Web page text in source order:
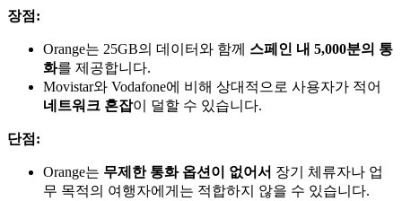
장점:
Orange는 25GB의 데이터와 함께 스페인 내 5,000분의 통
화를 제공합니다.
Movistar와 Vodafone에 비해 상대적으로 사용자가 적어
네트워크 혼잡이 덜할 수 있습니다.
단점:
Orange는 무제한 통화 옵션이 없어서 장기 체류자나 업
무 목적의 여행자에게는 적합하지 않을 수 있습니다.